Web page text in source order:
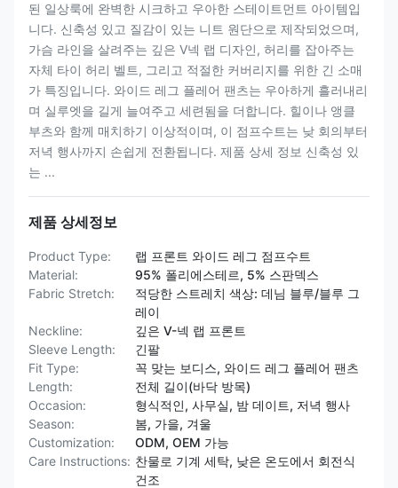
된 일상룩에 완벽한 시크하고 우아한 스테이트먼트 아이템입
니다. 신축성 있고 질감이 있는 니트 원단으로 제작되었으며,
가슴 라인을 살려주는 깊은 V넥 랩 디자인, 허리를 잡아주는
자체 타이 허리 벨트, 그리고 적절한 커버리지를 위한 긴 소매
가 특징입니다. 와이드 레그 플레어 팬츠는 우아하게 흘러내리
며 실루엣을 길게 늘여주고 세련됨을 더합니다. 힐이나 앵클
부츠와 함께 매치하기 이상적이며, 이 점프수트는 낮 회의부터
저녁 행사까지 손쉽게 전환됩니다. 제품 상세 정보 신축성 있
는 ...
제품 상세정보
Product Type:
랩 프론트 와이드 레그 점프수트
Material:
95% 폴리에스테르, 5% 스판덱스
Fabric Stretch:
적당한 스트레치 색상: 데님 블루/블루 그
레이
Neckline:
깊은 V-넥 랩 프론트
Sleeve Length:
긴팔
Fit Type:
꼭 맞는 보디스, 와이드 레그 플레어 팬츠
Length:
전체 길이(바닥 방목)
Occasion:
형식적인, 사무실, 밤 데이트, 저녁 행사
Season:
봄, 가을, 겨울
Customization:
ODM, OEM 가능
Care Instructions: 찬물로 기계 세탁, 낮은 온도에서 회전식
건조